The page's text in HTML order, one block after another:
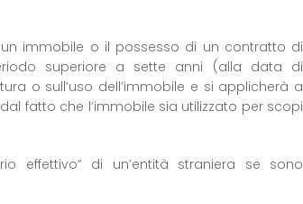
immobile o il possesso di un contratto di
superiore a sette anni (alla data di
o sull’uso dell’immobile e si applicherà a
fatto che l’immobile sia utilizzato per scopi
effettivo” di un’entità straniera se sono